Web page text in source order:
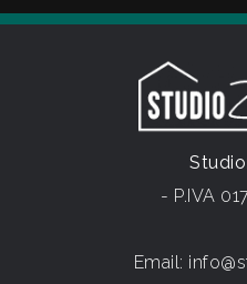
- P.IVA
Email: